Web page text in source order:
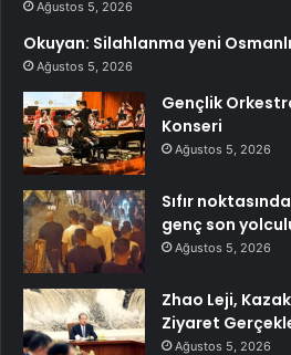
Ağustos 5, 2026
Okuyan: Silahlanma yeni
Ağustos 5, 2026
Gençlik
Konseri
Ağustos 5, 2026
Sıfır
genç son
Ağustos 5, 2026
Zhao Leji,
Ziyaret
Ağustos 5, 2026